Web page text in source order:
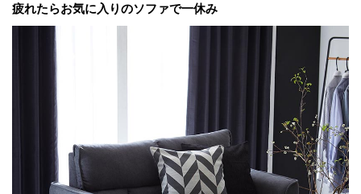
疲れたらお気に入りのソファで一休み